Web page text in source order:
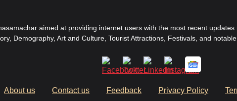
aimed at providing internet users with the most recent
Demography, Art and Culture, Tourist Attractions, Festivals, and
About us Contact us Feedback Privacy Policy